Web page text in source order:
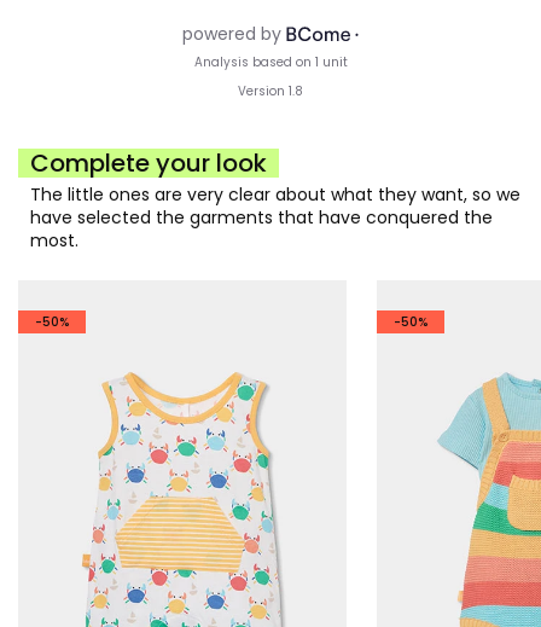
Complete your look
The little ones are very clear about what they want, so we
have selected the garments that have conquered the
most.
-50% -50%